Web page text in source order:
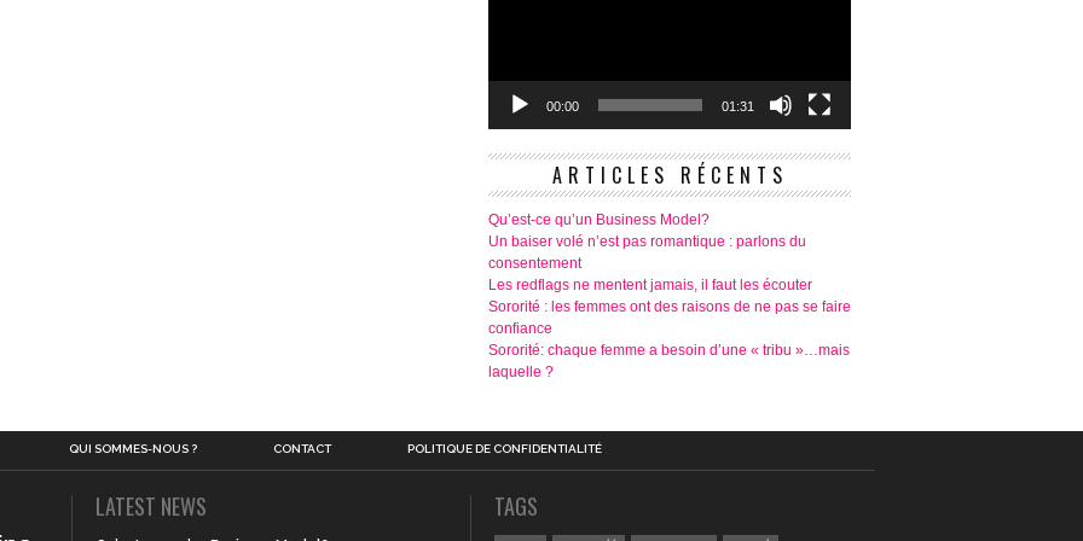
00:00 01:31
ARTICLES RÉCENTS
Qu’est-ce qu’un Business Model?
Un baiser volé n’est pas romantique : parlons du
consentement
Les redflags ne mentent jamais, il faut les écouter
Sororité : les femmes ont des raisons de ne pas se faire
confiance
Sororité: chaque femme a besoin d’une « tribu »…mais
laquelle ?
QUI SOMMES-NOUS ? CONTACT POLITIQUE DE CONFIDENTIALITÉ
LATEST NEWS TAGS